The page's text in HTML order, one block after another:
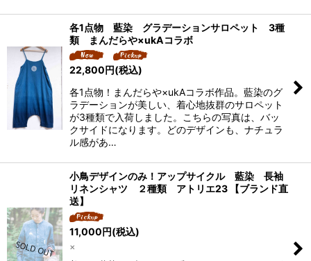
各1点物 藍染 グラデーションサロペット 3種
類 まんだらや×ukAコラボ
22,800円(税込)
各1点物！まんだらや×ukAコラボ作品。藍染のグ
ラデーションが美しい、着心地抜群のサロペット
が3種類で入荷しました。こちらの写真は、バッ
クサイドになります。どのデザインも、ナチュラ
ル感があ…
小鳥デザインのみ！アップサイクル 藍染 長袖
リネンシャツ ２種類 アトリエ23 【ブランド直
送】
11,000円(税込)
×